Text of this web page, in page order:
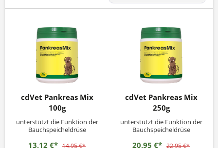
Unsere Hotline: 0 28 04 - 18
cdVet Pankreas Mix
100g
unterstützt die Funktion der
Bauchspeicheldrüse
13,12 €* 14,95 €*
cdVet Pankreas Mix
250g
unterstützt die Funktion der
Bauchspeicheldrüse
20,95 €* 22,95 €*